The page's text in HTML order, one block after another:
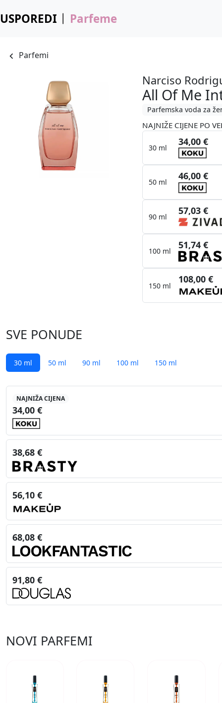
USPOREDI Parfeme
Parfemi
Narciso
All Of Me
Parfemska voda za
NAJNIŽE CIJENE PO
30 ml
34,00 €
50 ml
46,00 €
90 ml
57,03 €
100 ml
51,74 €
150 ml
108,00 €
SVE PONUDE
30 ml 50 ml 90 ml 100 ml 150 ml
NAJNIŽA CIJENA
34,00 €
38,68 €
56,10 €
68,08 €
91,80 €
NOVI PARFEMI